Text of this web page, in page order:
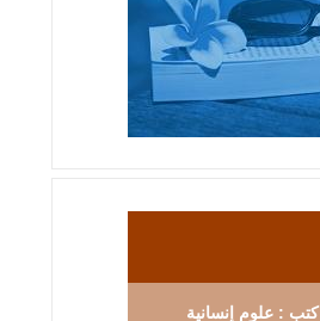
كتب : علوم إنسانية